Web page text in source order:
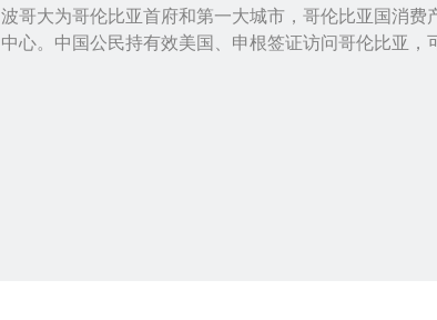
波哥大为哥伦比亚首府和第一大城市，哥伦比亚国消费
中心。中国公民持有效美国、申根签证访问哥伦比亚，